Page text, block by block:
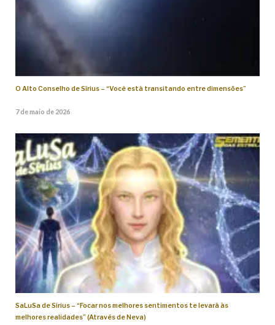
O Alto Conselho de Sírius – “Você está transitando entre dimensões”
7 de maio de 2026
SaLuSa de Sirius – “Focar nos melhores sentimentos te levará às
melhores realidades” (Através de Neva)